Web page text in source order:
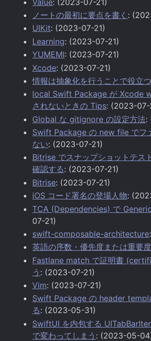
ノートの最初に要点を書く :
UIKit: (2023-07-21)
Learning: (2023-07-21)
YUMEMI: (2023-07-21)
Xcode: (2023-07-21)
情報は抽象化を行うことで役立つ
local Swift Package が Xcode
されないときの Tips: (2023-07-
Global な gitignore の設定方法:
Swift Package の new file でフ
ない: (2023-07-21)
Bitrise でスナップショットテス
確認する: (2023-07-21)
Bitrise: (2023-07-21)
iOS コード署名の登場人物:
TCA (Dependencies) で
07-21)
swift-composable-architecture
英語の序数・優先度または重要度
Fastlane match で証明書
う : (2023-07-21)
Vim: (2023-07-21)
Swift Package の header
る: (2023-05-31)
SwiftUI を内包する
で変わってしまう : (2023-05-